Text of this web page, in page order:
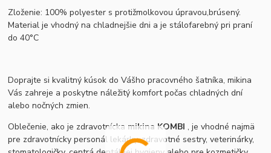
Zloženie: 100% polyester s protižmolkovou úpravou,brúsený.
Material je vhodný na chladnejšie dni a je stálofarebný pri praní
do 40°C
Doprajte si kvalitný kúsok do Vášho pracovného šatníka, mikina
Vás zahreje a poskytne náležitý komfort počas chladných dní
alebo nočných zmien.
Oblečenie, ako je zdravotnícka mikina KOMBI , je vhodné najmä
pre zdravotnícky personál lekárky, zdravotné sestry, veterinárky,